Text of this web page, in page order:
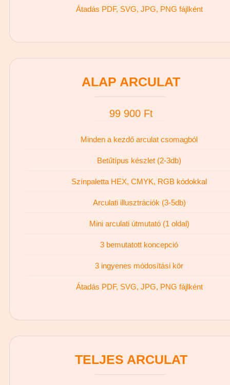
Átadás PDF, SVG, JPG, PNG fájlként
ALAP ARCULAT
99 900 Ft
Minden a kezdő arculat csomagból
Betűtípus készlet (2-3db)
Színpaletta HEX, CMYK, RGB kódokkal
Arculati illusztrációk (3-5db)
Mini arculati útmutató (1 oldal)
3 bemutatott koncepció
3 ingyenes módosítási kör
Átadás PDF, SVG, JPG, PNG fájlként
TELJES ARCULAT